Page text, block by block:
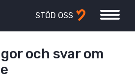
STÖD OSS
och svar om